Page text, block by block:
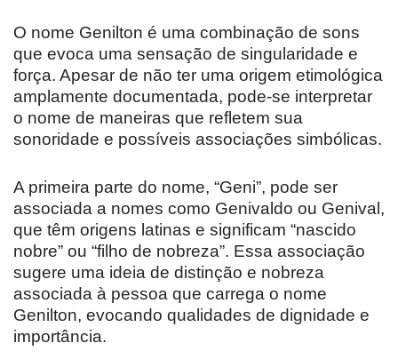
O nome Genilton é uma combinação de sons
que evoca uma sensação de singularidade e
força. Apesar de não ter uma origem etimológica
amplamente documentada, pode-se interpretar
o nome de maneiras que refletem sua
sonoridade e possíveis associações simbólicas.
A primeira parte do nome, “Geni”, pode ser
associada a nomes como Genivaldo ou Genival,
que têm origens latinas e significam “nascido
nobre” ou “filho de nobreza”. Essa associação
sugere uma ideia de distinção e nobreza
associada à pessoa que carrega o nome
Genilton, evocando qualidades de dignidade e
importância.